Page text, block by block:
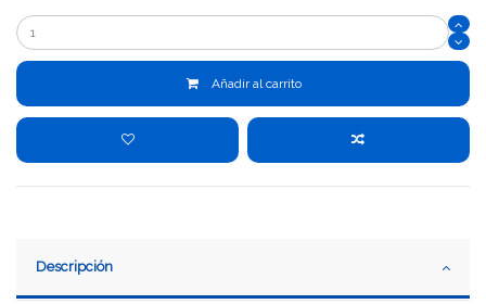
Añadir al carrito
Descripción